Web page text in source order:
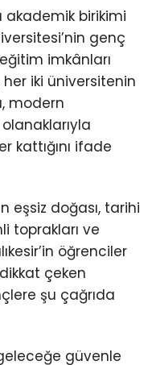
akademik birikimi
genç
imkânları
iki üniversitenin
modern
kattığını ifade
eşsiz doğası, tarihi
toprakları ve
öğrenciler
çeken
şu çağrıda
güvenle